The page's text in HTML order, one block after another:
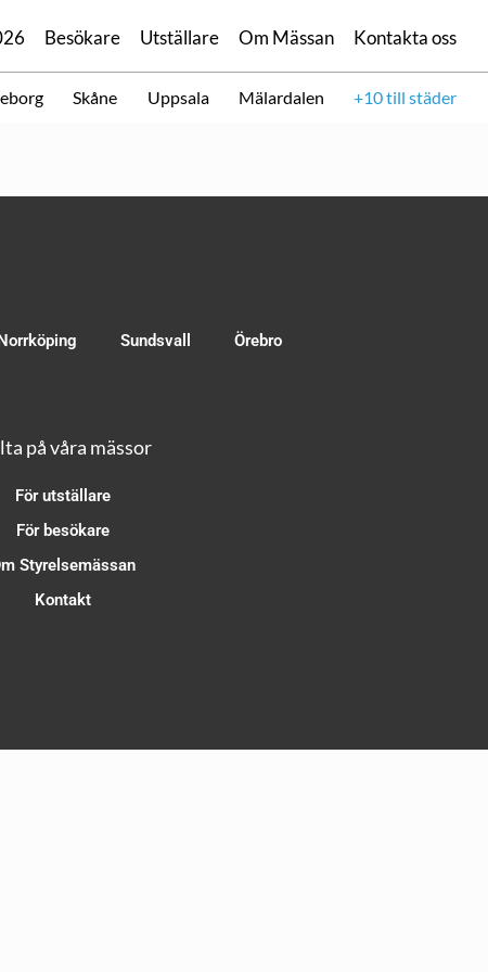
Besökare Utställare Om Mässan Kontakta oss
Skåne Uppsala Mälardalen +10 till städer
Sundsvall Örebro
på våra mässor
För utställare
För besökare
Styrelsemässan
Kontakt